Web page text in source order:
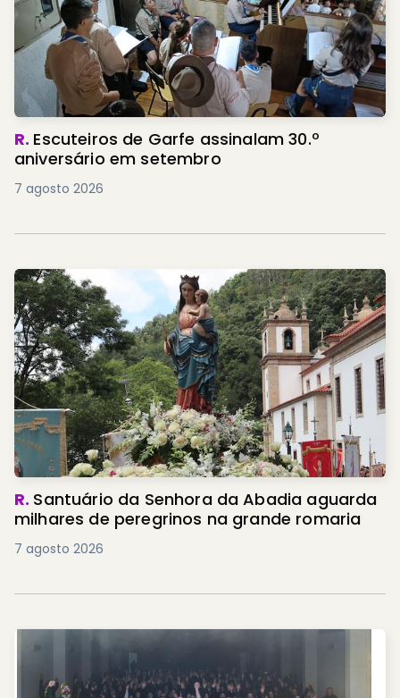
R. Escuteiros de Garfe assinalam 30.º
aniversário em setembro
7 agosto 2026
R. Santuário da Senhora da Abadia aguarda
milhares de peregrinos na grande romaria
7 agosto 2026